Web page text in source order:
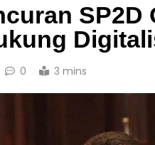
SP2D
0 3 mins